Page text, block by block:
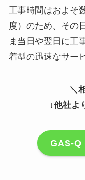
工事時間はおよそ
度）のため、その
ま当日や翌日に工
着型の迅速なサー
＼
↓他社よ
GAS-Q